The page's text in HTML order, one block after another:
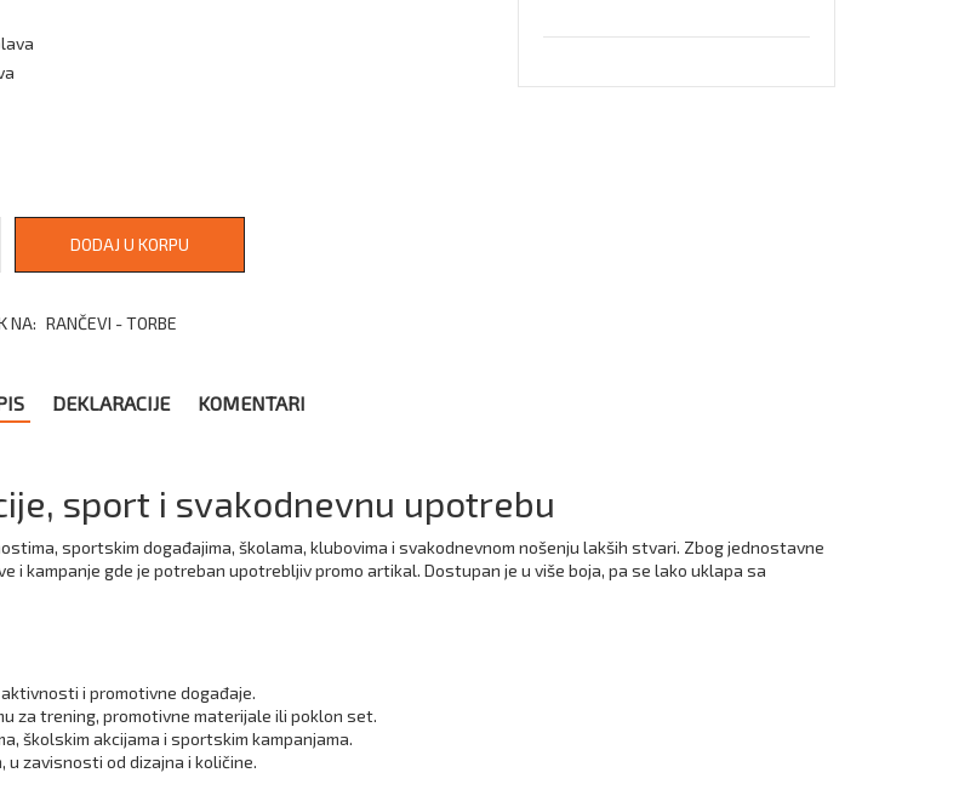
NA: RANČEVI - TORBE
DEKLARACIJE KOMENTARI
sport i svakodnevnu upotrebu
sportskim događajima, školama, klubovima i svakodnevnom nošenju lakših stvari. Zbog jednostavne
i kampanje gde je potreban upotrebljiv promo artikal. Dostupan je u više boja, pa se lako uklapa sa
i promotivne događaje.
za trening, promotivne materijale ili poklon set.
školskim akcijama i sportskim kampanjama.
zavisnosti od dizajna i količine.